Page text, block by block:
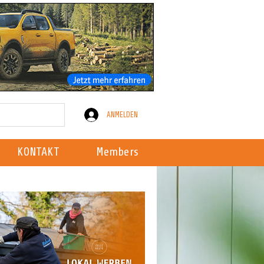
ANMELDEN
KONTAKT Members